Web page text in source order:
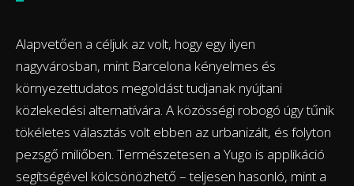
Alapvetően a céljuk az volt, hogy egy ilyen
nagyvárosban, mint Barcelona kényelmes és
környezettudatos megoldást tudjanak nyújtani
közlekedési alternatívára. A közösségi robogó úgy tűnik
tökéletes választás volt ebben az urbanizált, és folyton
pezsgő miliőben. Természetesen a Yugo is applikáció
segítségével kölcsönözhető – teljesen hasonló, mint a